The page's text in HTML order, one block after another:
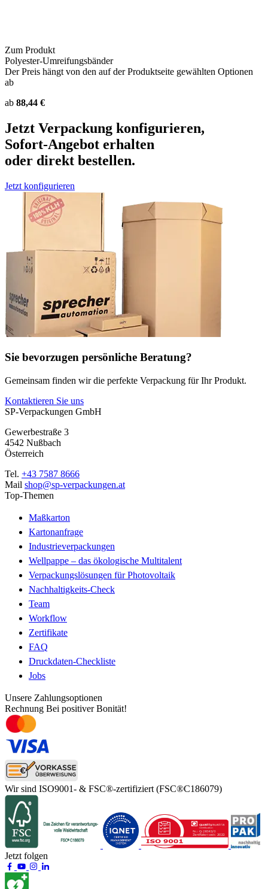
Zum Produkt
Polyester-Umreifungsbänder
Der Preis hängt von den auf der Produktseite gewählten Optionen
ab
ab 88,44 €
Jetzt Verpackung konfigurieren,
Sofort-Angebot erhalten
oder direkt bestellen.
Jetzt konfigurieren
Sie bevorzugen persönliche Beratung?
Gemeinsam finden wir die perfekte Verpackung für Ihr Produkt.
Kontaktieren Sie uns
SP-Verpackungen GmbH
Gewerbestraße 3
4542 Nußbach
Österreich
Tel. +43 7587 8666
Mail shop@sp-verpackungen.at
Top-Themen
Maßkarton
Kartonanfrage
Industrieverpackungen
Wellpappe – das ökologische Multitalent
Verpackungslösungen für Photovoltaik
Nachhaltigkeits-Check
Team
Workflow
Zertifikate
FAQ
Druckdaten-Checkliste
Jobs
Unsere Zahlungsoptionen
Rechnung Bei positiver Bonität!
Wir sind ISO9001- & FSC®-zertifiziert (FSC®C186079)
Jetzt folgen